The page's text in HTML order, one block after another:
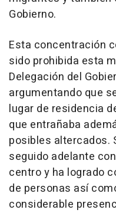
Gobierno.
Esta concentración
sido prohibida esta
Delegación del
argumentando que
lugar de residencia
que entrañaba
posibles altercados.
seguido adelante
centro y ha logrado
de personas así
considerable